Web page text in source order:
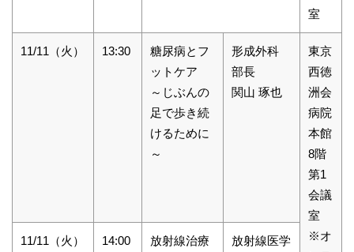
室
11/11（火） 13:30
糖尿病とフ
ットケア
～じぶんの
足で歩き続
けるために
～
形成外科
部長
関山 琢也
東京
西徳
洲会
病院
本館
8階
第1
会議
室
※オ
11/11（火） 14:00
放射線治療
放射線医学